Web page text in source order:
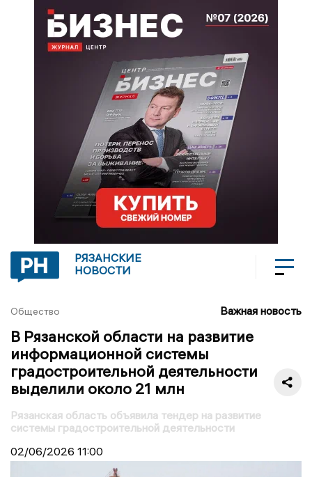
РЯЗАНСКИЕ
НОВОСТИ
Общество Важная новость
В Рязанской области на развитие
информационной системы
градостроительной деятельности
выделили около 21 млн
Рязанская область объявила тендер на развитие
системы градостроительной деятельности
02/06/2026 11:00